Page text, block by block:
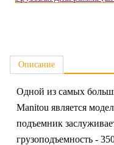
Описание
Одной из самых
Manitou является
подъемник
грузоподъемность -